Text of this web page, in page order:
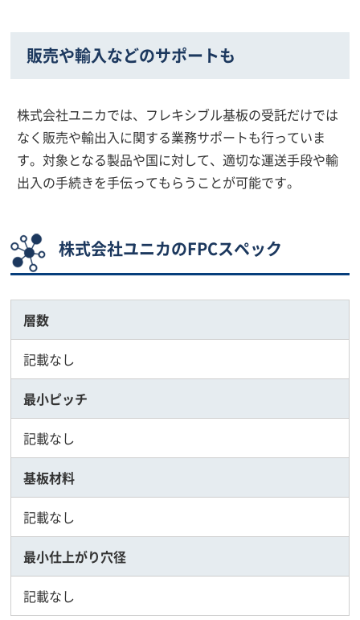
販売や輸入などのサポートも
株式会社ユニカでは、フレキシブル基板の受託だけでは
なく販売や輸出入に関する業務サポートも行っていま
す。対象となる製品や国に対して、適切な運送手段や輸
出入の手続きを手伝ってもらうことが可能です。
株式会社ユニカのFPCスペック
層数
記載なし
最小ピッチ
記載なし
基板材料
記載なし
最小仕上がり穴径
記載なし